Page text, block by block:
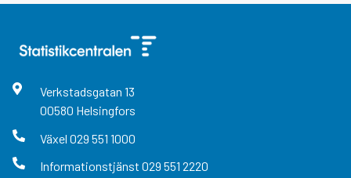
Verkstadsgatan 13
00580 Helsingfors
Växel 029 551 1000
Informationstjänst 029 551 2220